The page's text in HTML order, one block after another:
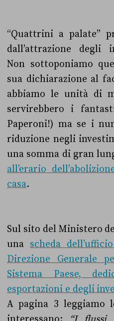
“Quattrini a palate”
dall’attrazione degli
Non sottoponiamo
sua dichiarazione al
abbiamo le unità di
servirebbero i
Paperoni!) ma se i
riduzione negli
una somma di gran
all’erario
casa.
Sul sito del Ministero
una scheda
Direzione Generale
Sistema Paese,
esportazioni e degli
A pagina 3 leggiamo